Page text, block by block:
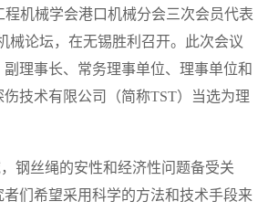
程机械学会港口机械分会三次会员代表
械论坛，在无锡胜利召开。此次会议
理事长、常务理事单位、理事单位和
技术有限公司（简称TST）当选为理
钢丝绳的安性和经济性问题备受关
们希望采用科学的方法和技术手段来